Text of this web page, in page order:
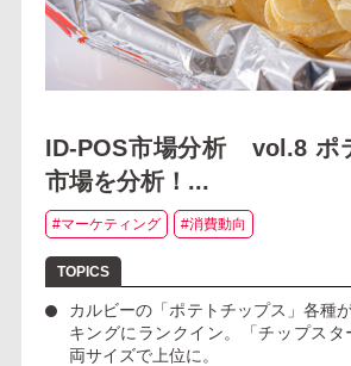
ID-POS市場分析 vol.8 ポ
市場を分析！...
#マーケティング #消費動向
カルビーの「ポテトチップス」各種
キングにランクイン。
「チップス
両サイズで上位に。